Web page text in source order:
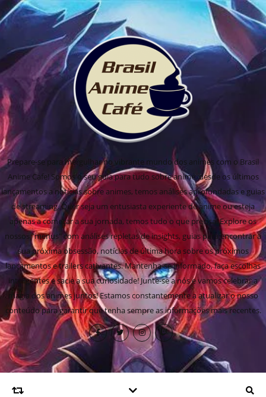
Prepare-se para mergulhar no vibrante mundo dos animes com o Brasil
Anime Cafe! Somos o seu guia para tudo sobre anime, desde os últimos
lançamentos a notícias sobre animes, temos análises aprofundadas e guias
de streaming. Quer seja um entusiasta experiente de anime ou esteja
apenas a começar a sua jornada, temos tudo o que precisa! Explore os
nossos "menus" com análises repletas de insights, guias para encontrar a
sua próxima obsessão, notícias de última hora sobre os próximos
lançamentos e trailers cativantes. Mantenha-se informado, faça escolhas
inteligentes e sacie a sua curiosidade! Junte-se a nós e vamos celebrar a
magia dos animes juntos! Estamos constantemente a atualizar o nosso
conteúdo para garantir que tenha sempre as informações mais recentes.